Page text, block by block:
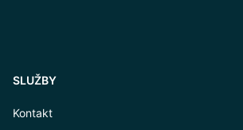
SLUŽBY
Kontakt